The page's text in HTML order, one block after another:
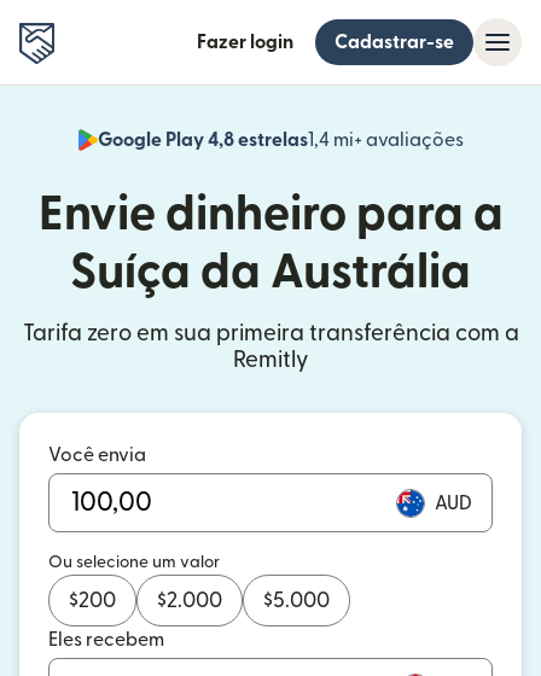
Fazer login Cadastrar-se
Google Play 4,8 estrelas1,4 mi+ avaliações
(abre
Envie dinheiro para a
Suíça da Austrália
Tarifa zero em sua primeira transferência com a
Remitly
Você envia
AUD
Ou selecione um valor
$200 $2.000 $5.000
Eles recebem